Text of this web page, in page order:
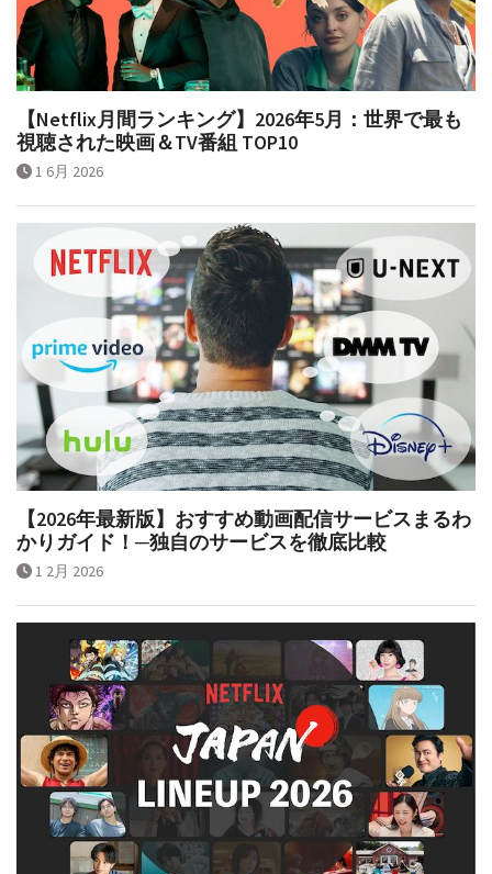
【Netflix月間ランキング】2026年5月：世界で最も
視聴された映画＆TV番組 TOP10
1 6月 2026
【2026年最新版】おすすめ動画配信サービスまるわ
かりガイド！─独自のサービスを徹底比較
1 2月 2026